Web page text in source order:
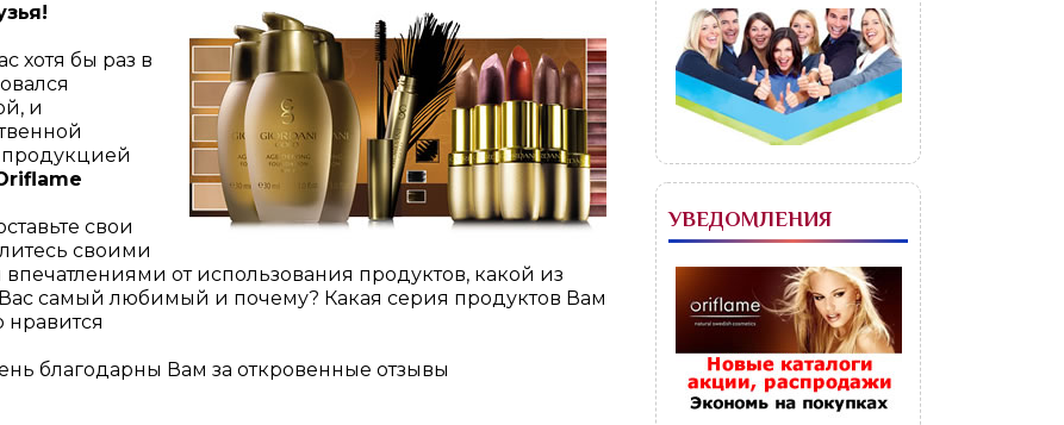
хотя бы раз в
и
продукцией
свои
своими
впечатлениями от использования продуктов, какой из
самый любимый и почему? Какая серия продуктов Вам
нравится
благодарны Вам за откровенные отзывы
УВЕДОМЛЕНИЯ